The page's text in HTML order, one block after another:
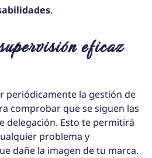
.
eficaz
periódicamente la gestión de
comprobar que se siguen las
delegación. Esto te permitirá
problema y
dañe la imagen de tu marca.